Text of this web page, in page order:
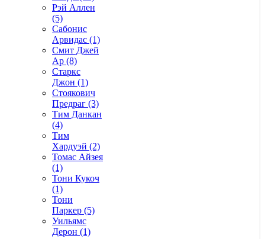
Рэй Аллен
(5)
Сабонис
Арвидас (1)
Смит Джей
Ар (8)
Старкс
Джон (1)
Стоякович
Предраг (3)
Тим Данкан
(4)
Тим
Хардуэй (2)
Томас Айзея
(1)
Тони Кукоч
(1)
Тони
Паркер (5)
Уильямс
Дерон (1)